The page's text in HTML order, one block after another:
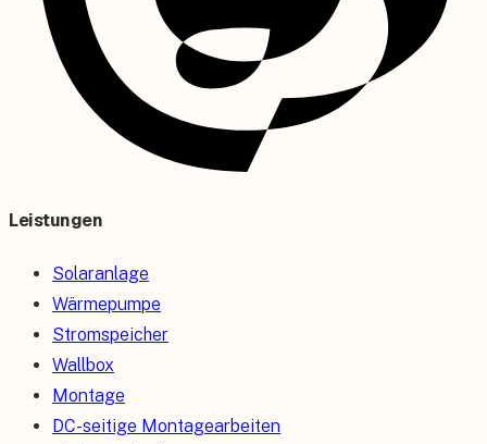
Leistungen
Solaranlage
Wärmepumpe
Stromspeicher
Wallbox
Montage
DC-seitige Montagearbeiten